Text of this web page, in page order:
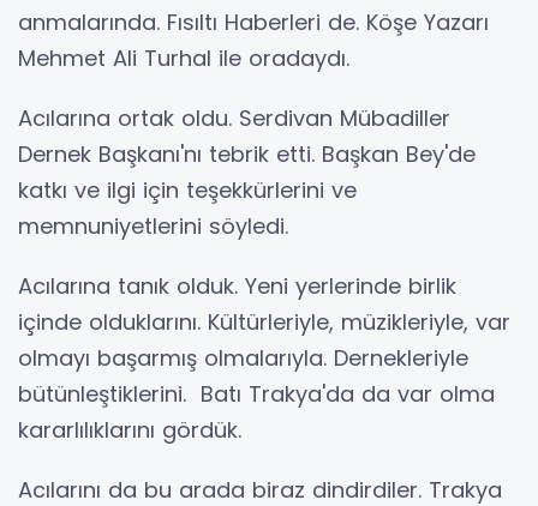
anmalarında. Fısıltı Haberleri de. Köşe Yazarı
Mehmet Ali Turhal ile oradaydı.
Acılarına ortak oldu. Serdivan Mübadiller
Dernek Başkanı'nı tebrik etti. Başkan Bey'de
katkı ve ilgi için teşekkürlerini ve
memnuniyetlerini söyledi.
Acılarına tanık olduk. Yeni yerlerinde birlik
içinde olduklarını. Kültürleriyle, müzikleriyle, var
olmayı başarmış olmalarıyla. Dernekleriyle
bütünleştiklerini. Batı Trakya'da da var olma
kararlılıklarını gördük.
Acılarını da bu arada biraz dindirdiler. Trakya